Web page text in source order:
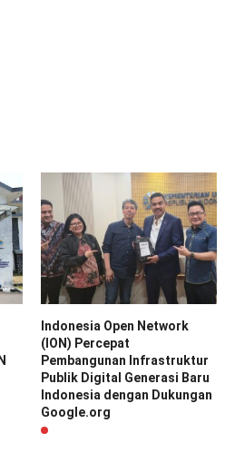
Indonesia Open Network
(ION) Percepat
Pembangunan Infrastruktur
Publik Digital Generasi Baru
Indonesia dengan Dukungan
Google.org